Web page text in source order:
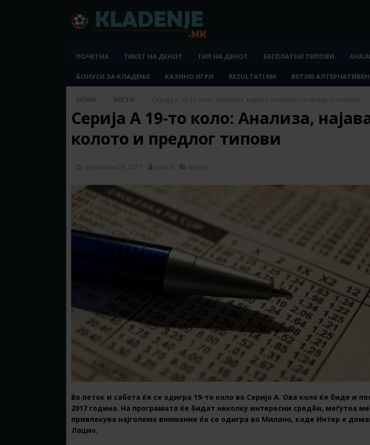
ПОЧЕТНА ТИКЕТ НА ДЕНОТ ТИП НА ДЕНОТ БЕСПЛАТНИ ТИПОВИ
БОНУСИ ЗА КЛАДЕЊЕ КАЗИНО ИГРИ REZULTATI MK BET365
HOME ВЕСТИ Серија А 19-то коло: Анализа, најава на колото и предлог типови
Серија А 19-то коло: Анализа,
колото и предлог типови
декември 29, 2017 Jovica Вести
Во петок и сабота ќе се одигра 19-то коло во Серија А. Ова коло ќе биде и
2017 година. На програмата ќе бидат неколку интересни средби, меѓутоа
привлекува најголемо внимание ќе се одигра во Милано, каде Интер е
Лацио.